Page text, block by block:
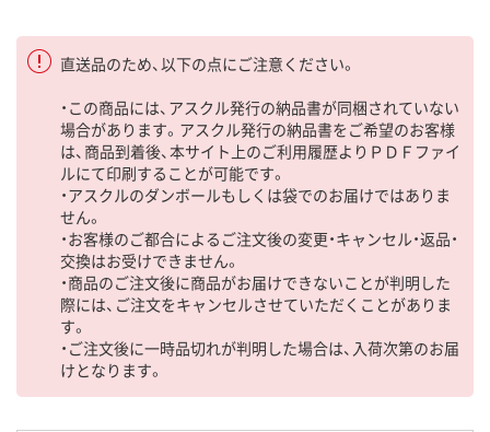
直送品のため、以下の点にご注意ください。
・この商品には、アスクル発行の納品書が同梱されていない
場合があります。アスクル発行の納品書をご希望のお客様
は、商品到着後、本サイト上のご利用履歴よりＰＤＦファイ
ルにて印刷することが可能です。
・アスクルのダンボールもしくは袋でのお届けではありま
せん。
・お客様のご都合によるご注文後の変更・キャンセル・返品・
交換はお受けできません。
・商品のご注文後に商品がお届けできないことが判明した
際には、ご注文をキャンセルさせていただくことがありま
す。
・ご注文後に一時品切れが判明した場合は、入荷次第のお届
けとなります。